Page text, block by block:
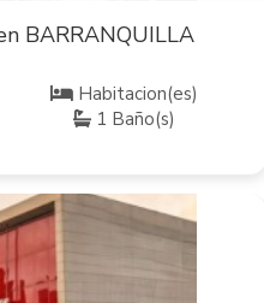
BARRANQUILLA
Habitacion(es)
1 Baño(s)